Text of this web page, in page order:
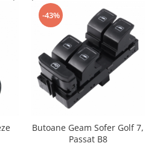
-43%
Butoane Geam Sofer Golf 7,
Passat B8